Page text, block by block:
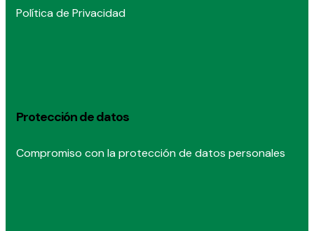
Política de Privacidad
Protección de datos
Compromiso con la protección de datos personales